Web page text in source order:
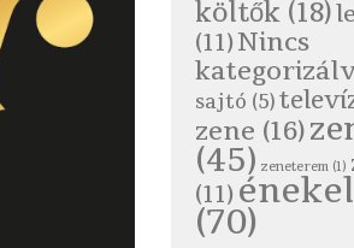
költők (18)
(11)Nincs
sajtó (5)
zene (16)
(45) zeneterem (1)
(11)
(70)